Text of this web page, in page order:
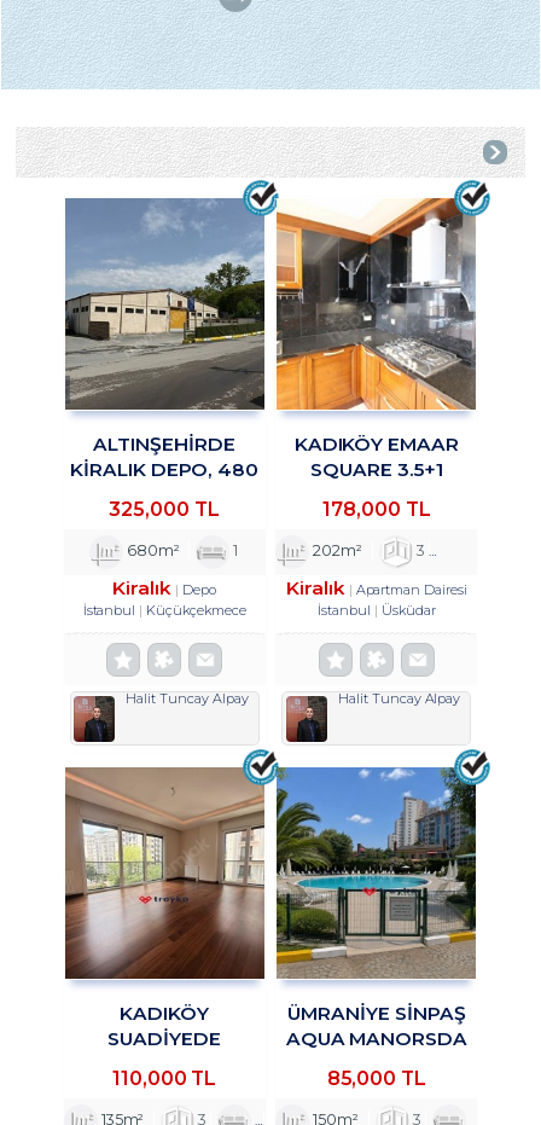
ALTINŞEHIRDE
KIRALIK DEPO, 480
TROYKADAN
325,000 TL
680m² 1
Kiralık
Depo
İstanbul
Küçükçekmece
Halit Tuncay Alpay
KADIKÖY EMAAR
SQUARE 3.5+1
TROYKADAN
178,000 TL
202m² 3
Kiralık
Apartman Dairesi
İstanbul
Üsküdar
Halit Tuncay Alpay
KADIKÖY
SUADİYEDE
KİRALIK DAİRE
TROYKADAN
110,000 TL
135m² 3 1 2
ÜMRANİYE SİNPAŞ
AQUA MANORSDA
TROYKADAN
85,000 TL
150m² 3